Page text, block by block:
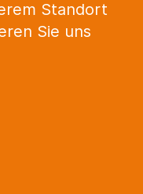
Standort
Sie uns